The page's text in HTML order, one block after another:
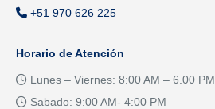
+51 970 626 225
Horario de Atención
Lunes – Viernes: 8:00 AM – 6.00 PM
Sabado: 9:00 AM- 4:00 PM